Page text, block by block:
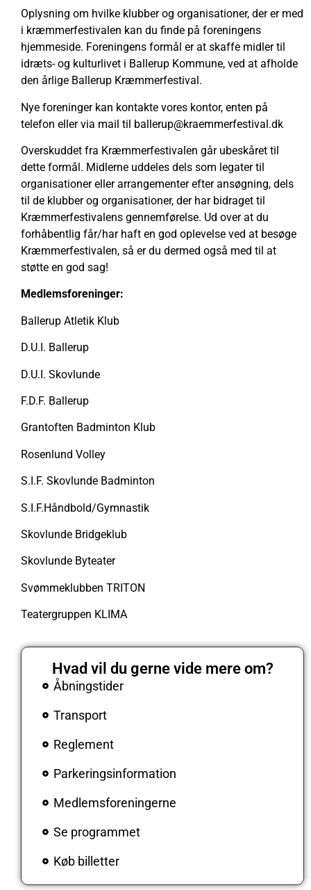
Oplysning om hvilke klubber og organisationer, der er med
i kræmmerfestivalen kan du finde på foreningens
hjemmeside. Foreningens formål er at skaffe midler til
idræts- og kulturlivet i Ballerup Kommune, ved at afholde
den årlige Ballerup Kræmmerfestival.
Nye foreninger kan kontakte vores kontor, enten på
telefon eller via mail til ballerup@kraemmerfestival.dk
Overskuddet fra Kræmmerfestivalen går ubeskåret til
dette formål. Midlerne uddeles dels som legater til
organisationer eller arrangementer efter ansøgning, dels
til de klubber og organisationer, der har bidraget til
Kræmmerfestivalens gennemførelse. Ud over at du
forhåbentlig får/har haft en god oplevelse ved at besøge
Kræmmerfestivalen, så er du dermed også med til at
støtte en god sag!
Medlemsforeninger:
Ballerup Atletik Klub
D.U.I. Ballerup
D.U.I. Skovlunde
F.D.F. Ballerup
Grantoften Badminton Klub
Rosenlund Volley
S.I.F. Skovlunde Badminton
S.I.F.Håndbold/Gymnastik
Skovlunde Bridgeklub
Skovlunde Byteater
Svømmeklubben TRITON
Teatergruppen KLIMA
Hvad vil du gerne vide mere om?
Åbningstider
Transport
Reglement
Parkeringsinformation
Medlemsforeningerne
Se programmet
Køb billetter